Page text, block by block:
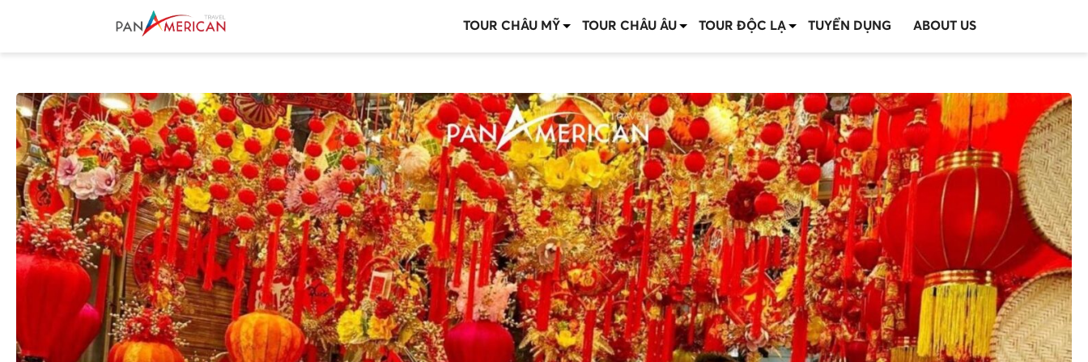
TOUR CHÂU MỸ TOUR CHÂU ÂU TOUR ĐỘC LẠ TUYỂN DỤNG ABOUT US